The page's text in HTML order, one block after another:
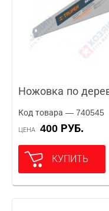
Ножовка по
Код товара — 740545
ЦЕНА 400 РУБ.
КУПИТЬ